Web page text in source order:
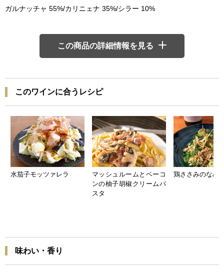
ガルナッチャ 55%/カリニェナ 35%/シラー 10%
この商品の詳細情報を見る
このワインに合うレシピ
水茄子モッツァレラ
マッシュルームとベーコ
ンの柚子胡椒クリームパ
スタ
鶏ささみのなめ
味わい・香り